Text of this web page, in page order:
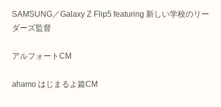
SAMSUNG／Galaxy Z Flip5 featuring 新しい学校のリー
ダーズ監督
アルフォートCM
ahamo はじまるよ篇CM